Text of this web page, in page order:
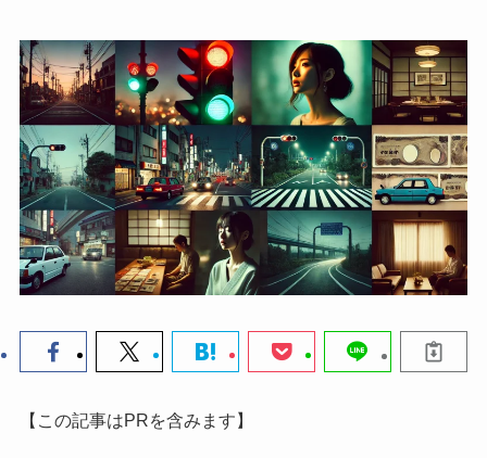
【この記事はPRを含みます】